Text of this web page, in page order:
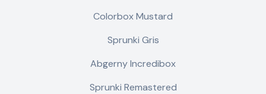
Colorbox Mustard
Sprunki Gris
Abgerny Incredibox
Sprunki Remastered